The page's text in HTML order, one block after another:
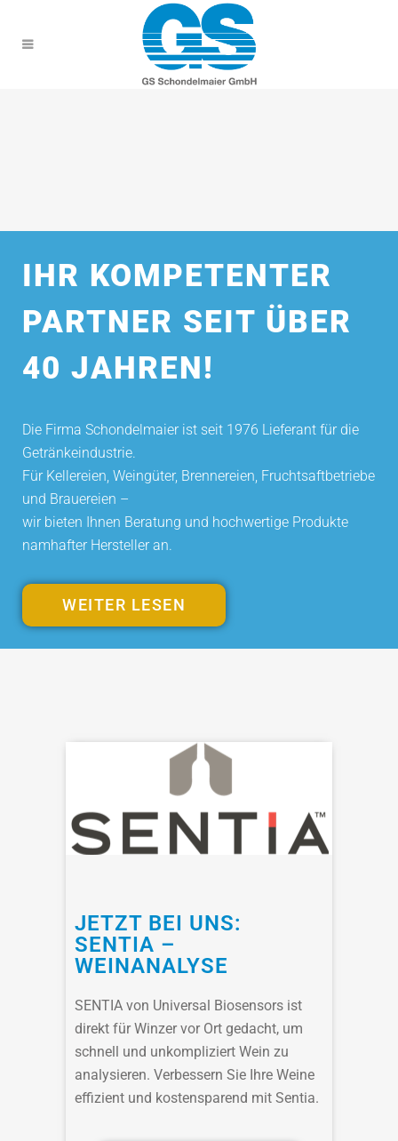
IHR KOMPETENTER
PARTNER SEIT ÜBER
40 JAHREN!
Die Firma Schondelmaier ist seit 1976 Lieferant für die
Getränkeindustrie.
Für Kellereien, Weingüter, Brennereien, Fruchtsaftbetriebe
und Brauereien –
wir bieten Ihnen Beratung und hochwertige Produkte
namhafter Hersteller an.
WEITER LESEN
JETZT BEI UNS:
SENTIA –
WEINANALYSE
SENTIA von Universal Biosensors ist
direkt für Winzer vor Ort gedacht, um
schnell und unkompliziert Wein zu
analysieren. Verbessern Sie Ihre Weine
effizient und kostensparend mit Sentia.